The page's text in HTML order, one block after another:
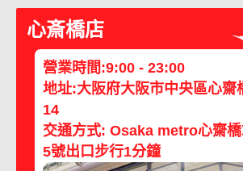
心斎橋店
營業時間:9:00 - 23:00
地址:大阪府大阪市中央區心齋
14
交通方式: Osaka metro心齋
5號出口步行1分鐘